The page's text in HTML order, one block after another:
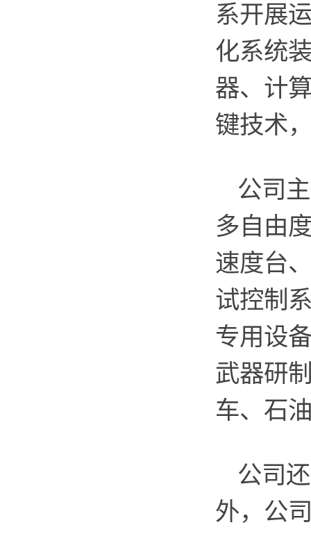
系开展
化系统
器、计
键技术
公司
多自由
速度台
试控制
专用设
武器研
车、石
公司
外，公